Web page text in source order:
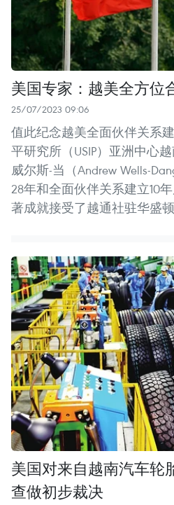
美国专家：越美全方位
25/07/2023 09:06
值此纪念越美全面伙伴关系
平研究所（USIP）亚洲中心
威尔斯-当（Andrew Wells-
28年和全面伙伴关系建立10
著成就接受了越通社驻华盛顿
美国对来自越南汽车轮
查做初步裁决